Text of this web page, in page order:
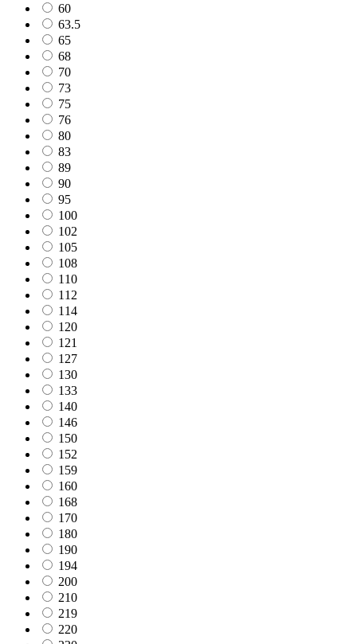
60
63.5
65
68
70
73
75
76
80
83
89
90
95
100
102
105
108
110
112
114
120
121
127
130
133
140
146
150
152
159
160
168
170
180
190
194
200
210
219
220